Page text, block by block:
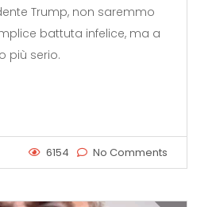
Trump, non saremmo
battuta infelice, ma a
più serio.
6154 No Comments